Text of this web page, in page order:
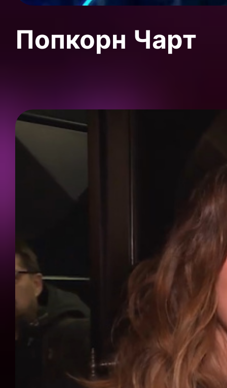
Попкорн Чарт